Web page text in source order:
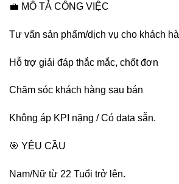
💼 MÔ TẢ CÔNG VIỆC
Tư vấn sản phẩm/dịch vụ cho khách
Hỗ trợ giải đáp thắc mắc, chốt đơn
Chăm sóc khách hàng sau bán
Không áp KPI nặng / Có data sẵn.
🎯 YÊU CẦU
Nam/Nữ từ 22 Tuổi trở lên.